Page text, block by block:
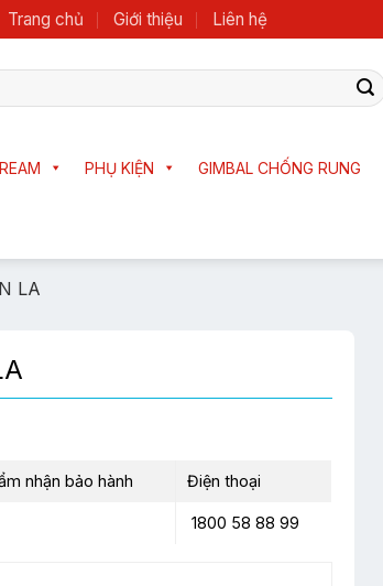
Trang chủ Giới thiệu Liên hệ
PHỤ KIỆN GIMBAL CHỐNG RUNG
LA
nhận bảo hành Điện thoại
1800 58 88 99